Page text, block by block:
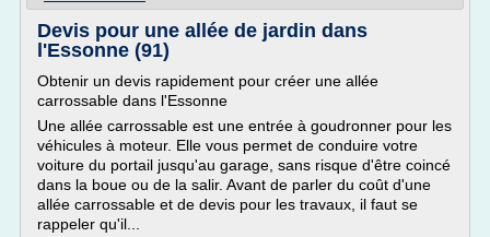
Devis pour une allée de jardin dans
l'Essonne (91)
Obtenir un devis rapidement pour créer une allée
carrossable dans l'Essonne
Une allée carrossable est une entrée à goudronner pour les
véhicules à moteur. Elle vous permet de conduire votre
voiture du portail jusqu'au garage, sans risque d'être coincé
dans la boue ou de la salir. Avant de parler du coût d'une
allée carrossable et de devis pour les travaux, il faut se
rappeler qu'il...